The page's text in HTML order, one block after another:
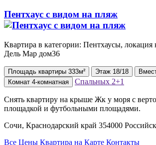
Пентхаус с видом на пляж
Квартира в категории: Пентхаусы,
Дель Мар дом36
Площадь квартиры 333м² Этаж 18/18
Комнат 4-комнатная Спальных 2+1
Снять квартиру на крыше Жк у моря с
площадкой и футбольными площадями.
Сочи, Краснодарский край 354000
Все Цены Квартира на Карте Контакты